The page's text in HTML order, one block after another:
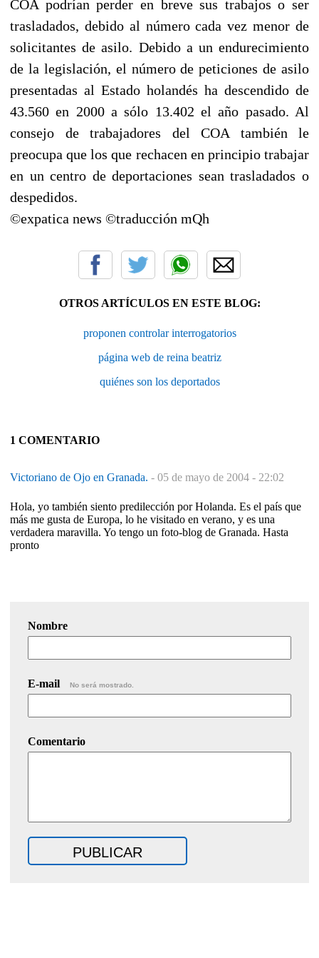
COA podrían perder en breve sus trabajos o ser
trasladados, debido al número cada vez menor de
solicitantes de asilo. Debido a un endurecimiento
de la legislación, el número de peticiones de asilo
presentadas al Estado holandés ha descendido de
43.560 en 2000 a sólo 13.402 el año pasado. Al
consejo de trabajadores del COA también le
preocupa que los que rechacen en principio trabajar
en un centro de deportaciones sean trasladados o
despedidos.
©expatica news ©traducción mQh
OTROS ARTÍCULOS EN ESTE BLOG:
proponen controlar interrogatorios
página web de reina beatriz
quiénes son los deportados
1 COMENTARIO
Victoriano de Ojo en Granada. - 05 de mayo de 2004 - 22:02
Hola, yo también siento predilección por Holanda. Es el país que
más me gusta de Europa, lo he visitado en verano, y es una
verdadera maravilla. Yo tengo un foto-blog de Granada. Hasta
pronto
Nombre
E-mail No será mostrado.
Comentario